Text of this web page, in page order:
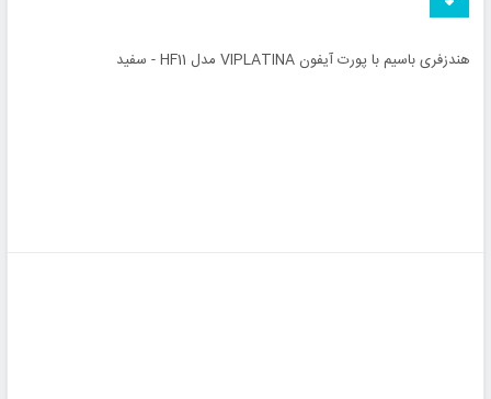
هندزفری باسیم با پورت آیفون VIPLATINA مدل HF11 - سفید